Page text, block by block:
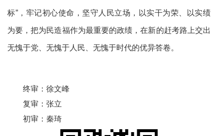
标”，牢记初心使命，坚守人民立场，以实干为荣、以实绩
为要，把为民造福作为最重要的政绩，在新的赶考路上交出
无愧于党、无愧于人民、无愧于时代的优异答卷。
终审： 徐文峰
复审： 张立
初审： 秦琦